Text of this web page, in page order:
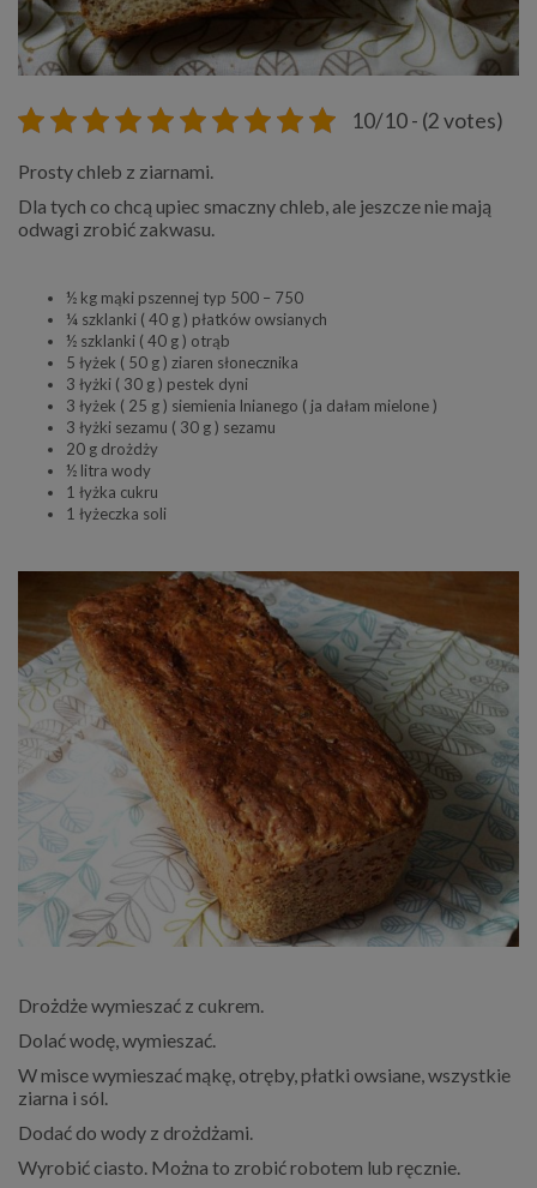
10/10 - (2 votes)
Prosty chleb z ziarnami.
Dla tych co chcą upiec smaczny chleb, ale jeszcze nie mają
odwagi zrobić zakwasu.
½ kg mąki pszennej typ 500 – 750
¼ szklanki ( 40 g ) płatków owsianych
½ szklanki ( 40 g ) otrąb
5 łyżek ( 50 g ) ziaren słonecznika
3 łyżki ( 30 g ) pestek dyni
3 łyżek ( 25 g ) siemienia lnianego ( ja dałam mielone )
3 łyżki sezamu ( 30 g ) sezamu
20 g drożdży
½ litra wody
1 łyżka cukru
1 łyżeczka soli
Drożdże wymieszać z cukrem.
Dolać wodę, wymieszać.
W misce wymieszać mąkę, otręby, płatki owsiane, wszystkie
ziarna i sól.
Dodać do wody z drożdżami.
Wyrobić ciasto. Można to zrobić robotem lub ręcznie.